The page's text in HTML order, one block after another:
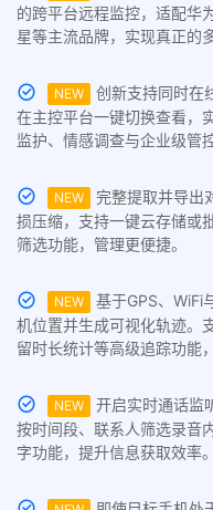
的跨平台远程监控，适配华
星等主流品牌，实现真正的
NEW
创新支持同时在
在主控平台一键切换查看，
监护、情感调查与企业级管
NEW
完整提取并导出
损压缩，支持一键云存储或
筛选功能，管理更便捷。
NEW
基于GPS、WiFi
机位置并生成可视化轨迹。
留时长统计等高级追踪功能
NEW
开启实时通话监
按时间段、联系人筛选录音
字功能，提升信息获取效率。